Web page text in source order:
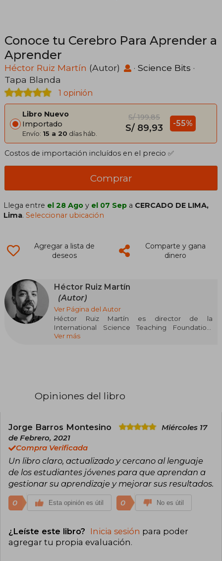
Conoce tu Cerebro Para Aprender a
Aprender
Héctor Ruiz Martín (Autor) · Science Bits ·
Tapa Blanda
1 opinión
Libro Nuevo
Importado
Envío: 15 a 20 días háb.
S/ 199,85
S/ 89,93 -55%
Costos de importación incluídos en el precio ✅
Comprar
Llega entre el 28 Ago y el 07 Sep a CERCADO DE LIMA,
Lima.Seleccionar ubicación
Agregar a lista de
deseos
Comparte y gana
dinero
Héctor Ruiz Martín
(Autor)
Ver Página del Autor
Héctor Ruiz Martín es director de la
International Science Teaching Foundation.
Biólogo e investigador en los campos de la
Propulsion Laboratory (NASA) de California. En
fundamentados en la evidencia científica en
torno al aprendizaje, que han alcanzado a
centenares de miles de estudiantes en Europa
y América. Además, ha sido asesor de diversos
gobiernos e instituciones educativas en España,
Asia y Latinoamérica. Héctor Ruiz Martín es
también autor de ¿Cómo aprendemos? (Graó) y
Conoce tu cerebro para aprender a aprender
(ISTF).
Ver más
Opiniones del libro
Jorge Barros Montesino
Miércoles 17
de Febrero, 2021
Compra Verificada
Un libro claro, actualizado y cercano al lenguaje
de los estudiantes jóvenes para que aprendan a
gestionar su aprendizaje y mejorar sus resultados.
0 Esta opinión es útil 0 No es útil
¿Leíste este libro? Inicia sesión para poder
agregar tu propia evaluación.